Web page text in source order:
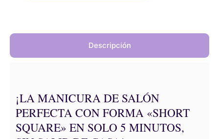
Descripción
¡LA MANICURA DE SALÓN
PERFECTA CON FORMA «SHORT
SQUARE» EN SOLO 5 MINUTOS,